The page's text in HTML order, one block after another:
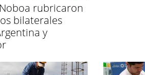
rubricaron
bilaterales
y